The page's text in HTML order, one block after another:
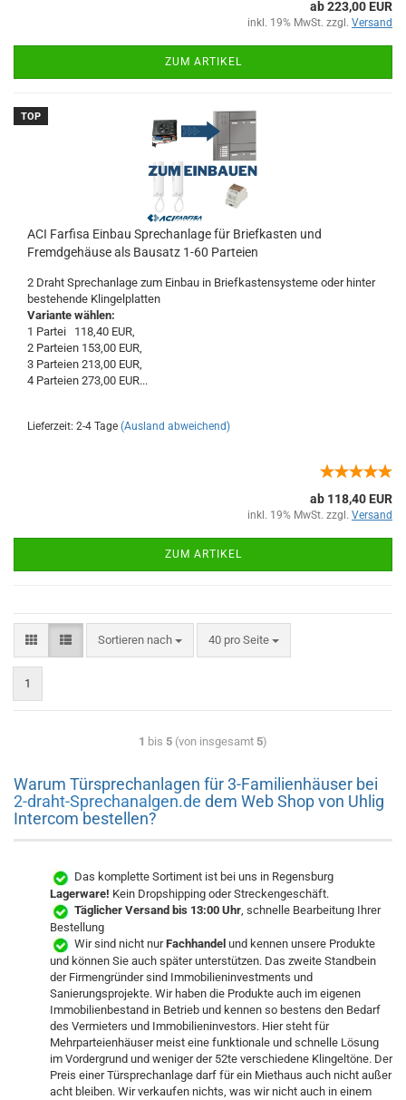
ab 223,00 EUR
inkl. 19% MwSt. zzgl. Versand
ZUM ARTIKEL
TOP
ACI Farfisa Einbau Sprechanlage für Briefkasten und
Fremdgehäuse als Bausatz 1-60 Parteien
2 Draht Sprechanlage zum Einbau in Briefkastensysteme oder hinter
bestehende Klingelplatten
Variante wählen:
1 Partei 118,40 EUR,
2 Parteien 153,00 EUR,
3 Parteien 213,00 EUR,
4 Parteien 273,00 EUR...
Lieferzeit: 2-4 Tage (Ausland abweichend)
ab 118,40 EUR
inkl. 19% MwSt. zzgl. Versand
ZUM ARTIKEL
Sortieren nach 40 pro Seite
1
1 bis 5 (von insgesamt 5)
Warum Türsprechanlagen für 3-Familienhäuser bei
2-draht-Sprechanalgen.de dem Web Shop von Uhlig
Intercom bestellen?
Das komplette Sortiment ist bei uns in Regensburg
Lagerware! Kein Dropshipping oder Streckengeschäft.
Täglicher Versand bis 13:00 Uhr, schnelle Bearbeitung Ihrer
Bestellung
Wir sind nicht nurFachhandel und kennen unsere Produkte
und können Sie auch später unterstützen. Das zweite Standbein
der Firmengründer sind Immobilieninvestments und
Sanierungsprojekte. Wir haben die Produkte auch im eigenen
Immobilienbestand in Betrieb und kennen so bestens den Bedarf
des Vermieters und Immobilieninvestors. Hier steht für
Mehrparteienhäuser meist eine funktionale und schnelle Lösung
im Vordergrund und weniger der 52te verschiedene Klingeltöne. Der
Preis einer Türsprechanlage darf für ein Miethaus auch nicht außer
acht bleiben. Wir verkaufen nichts, was wir nicht auch in einem